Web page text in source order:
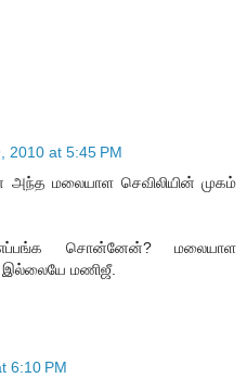
2010 at 5:45 PM
மலையாள செவிலியின் முகம்
சொன்னேன்? மலையாள
இல்லையே மணிஜீ.
6:10 PM